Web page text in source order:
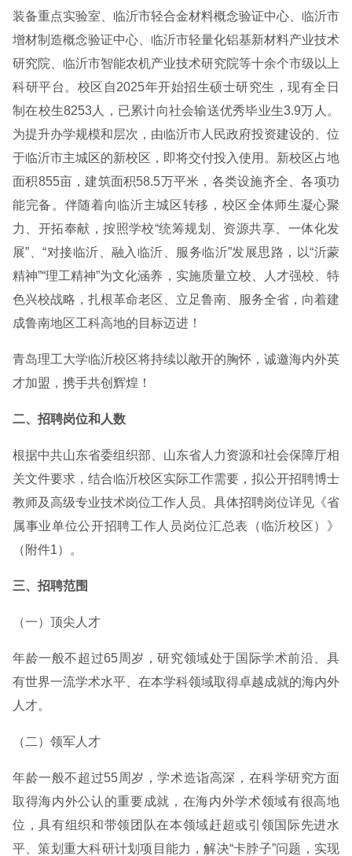
装备重点实验室、临沂市轻合金材料概念验证中心、临沂市
增材制造概念验证中心、临沂市轻量化铝基新材料产业技术
研究院、临沂市智能农机产业技术研究院等十余个市级以上
科研平台。校区自2025年开始招生硕士研究生，现有全日
制在校生8253人，已累计向社会输送优秀毕业生3.9万人。
为提升办学规模和层次，由临沂市人民政府投资建设的、位
于临沂市主城区的新校区，即将交付投入使用。新校区占地
面积855亩，建筑面积58.5万平米，各类设施齐全、各项功
能完备。伴随着向临沂主城区转移，校区全体师生凝心聚
力、开拓奉献，按照学校“统筹规划、资源共享、一体化发
展”、“对接临沂、融入临沂、服务临沂”发展思路，以“沂蒙
精神”“理工精神”为文化涵养，实施质量立校、人才强校、特
色兴校战略，扎根革命老区、立足鲁南、服务全省，向着建
成鲁南地区工科高地的目标迈进！
青岛理工大学临沂校区将持续以敞开的胸怀，诚邀海内外英
才加盟，携手共创辉煌！
二、招聘岗位和人数
根据中共山东省委组织部、山东省人力资源和社会保障厅相
关文件要求，结合临沂校区实际工作需要，拟公开招聘博士
教师及高级专业技术岗位工作人员。具体招聘岗位详见《省
属事业单位公开招聘工作人员岗位汇总表（临沂校区）》
（附件1）。
三、招聘范围
（一）顶尖人才
年龄一般不超过65周岁，研究领域处于国际学术前沿、具
有世界一流学术水平、在本学科领域取得卓越成就的海内外
人才。
（二）领军人才
年龄一般不超过55周岁，学术造诣高深，在科学研究方面
取得海内外公认的重要成就，在海内外学术领域有很高地
位，具有组织和带领团队在本领域赶超或引领国际先进水
平、策划重大科研计划项目能力，解决“卡脖子”问题，实现